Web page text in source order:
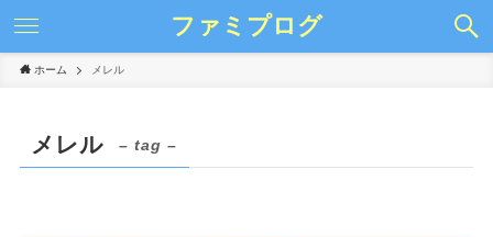
ファミプログ
ホーム メレル
メレル – tag –